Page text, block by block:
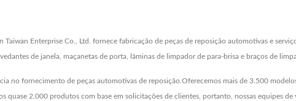
Taiwan Enterprise Co., Ltd. fornece fabricação de peças de reposição automotivas e
de janela, maçanetas de porta, lâminas de limpador de para-brisa e braços de
no fornecimento de peças automotivas de reposição.Oferecemos mais de 3.500
quase 2.000 produtos com base em solicitações de clientes, portanto, nossas equipes